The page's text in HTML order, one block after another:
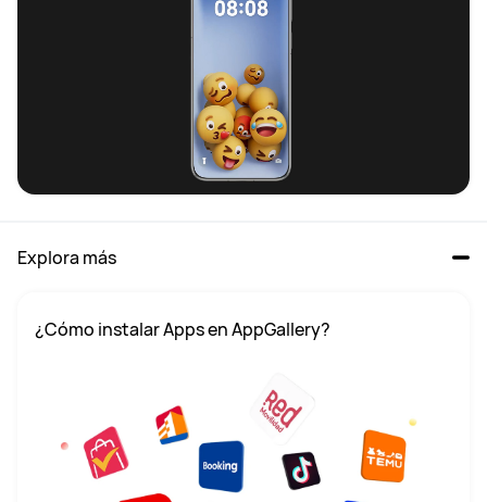
Explora más
¿Cómo instalar Apps en AppGallery?